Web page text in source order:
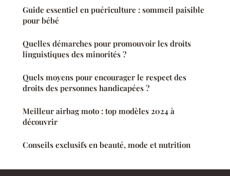
Guide essentiel en puériculture : sommeil paisible
pour bébé
Quelles démarches pour promouvoir les droits
linguistiques des minorités ?
Quels moyens pour encourager le respect des
droits des personnes handicapées ?
Meilleur airbag moto : top modèles 2024 à
découvrir
Conseils exclusifs en beauté, mode et nutrition